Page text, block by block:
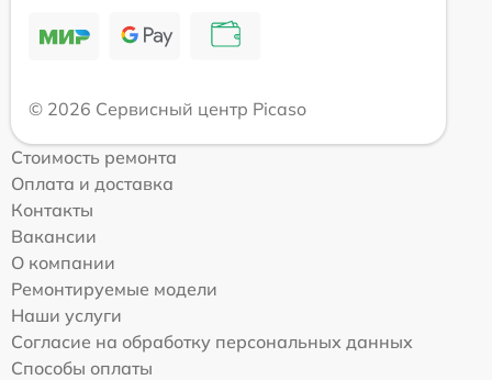
© 2026 Сервисный центр Picaso
Стоимость ремонта
Оплата и доставка
Контакты
Вакансии
О компании
Ремонтируемые модели
Наши услуги
Согласие на обработку персональных данных
Способы оплаты